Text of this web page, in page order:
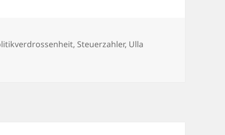
, Steuerzahler, Ulla
Ullala, zisch, zisch, zisch